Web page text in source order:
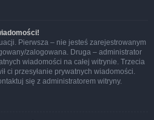
Pierwsza – nie jesteś zarejestrowanym
zalogowana. Druga – administrator
wiadomości na całej witrynie. Trzecia
ci przesyłanie prywatnych wiadomości.
się z administratorem witryny.